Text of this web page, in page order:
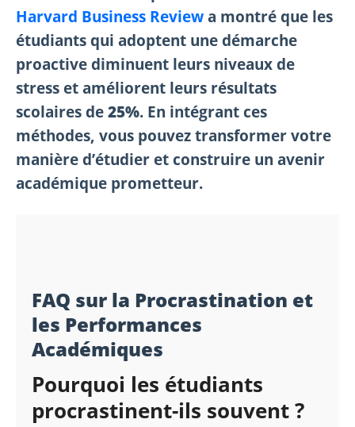
Harvard Business Reviewa montré que les
étudiants qui adoptent une démarche
proactive diminuent leurs niveaux de
stress et améliorent leurs résultats
scolaires de25%. En intégrant ces
méthodes, vous pouvez transformer votre
manière d’étudier et construire un avenir
académique prometteur.
FAQ sur la Procrastination et
les Performances
Académiques
Pourquoi les étudiants
procrastinent-ils souvent ?